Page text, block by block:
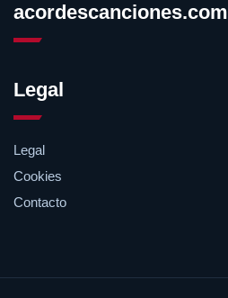
acordescanciones.com
Legal
Legal
Cookies
Contacto